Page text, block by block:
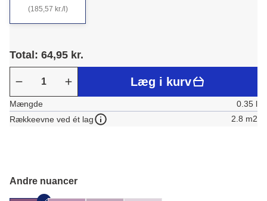
(185,57 kr./l)
Total: 64,95 kr.
Læg i kurv
Mængde
0.35 l
Rækkeevne ved ét lag
2.8 m2
Andre nuancer